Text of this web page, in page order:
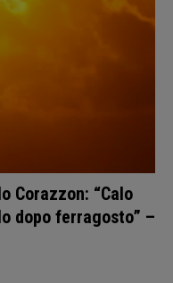
Corazzon: “Calo
dopo ferragosto” –